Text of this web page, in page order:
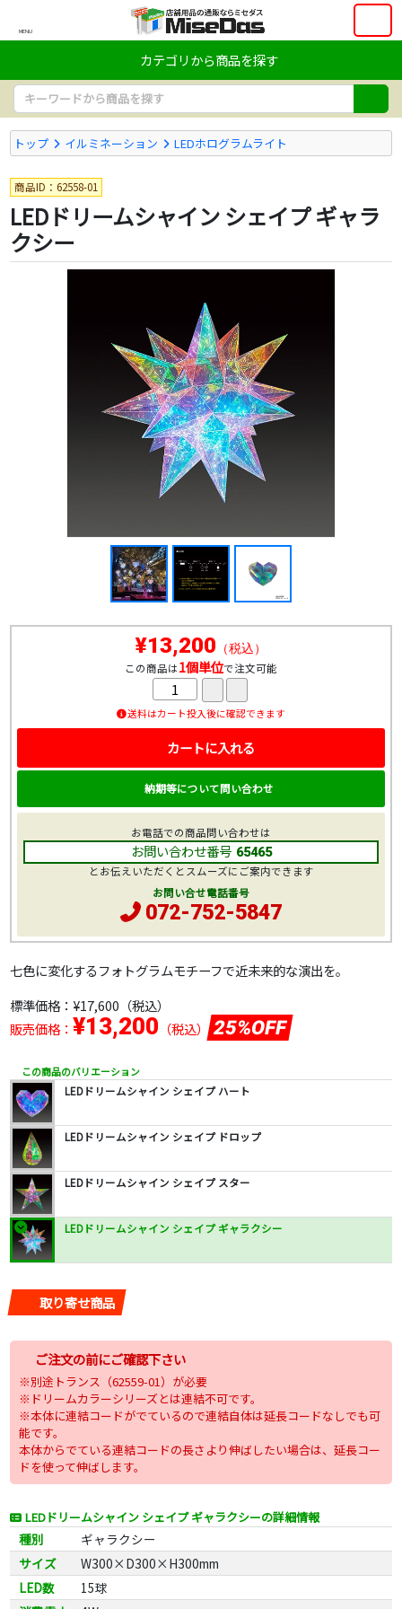
MENU
カテゴリから商品を探す
トップ イルミネーション LEDホログラムライト
商品ID：62558-01
LEDドリームシャイン シェイプ ギャラ
クシー
七色に変化するフォトグラムモチーフで近未来的な演出を。
標準価格： ¥17,600 （税込）
販売価格： ¥13,200 （税込） 25%OFF
この商品のバリエーション
LEDドリームシャイン シェイプ ハート
LEDドリームシャイン シェイプ ドロップ
LEDドリームシャイン シェイプ スター
LEDドリームシャイン シェイプ ギャラクシー
取り寄せ商品
ご注文の前にご確認下さい
※別途トランス（62559-01）が必要
※ドリームカラーシリーズとは連結不可です。
※本体に連結コードがでているので連結自体は延長コードなしでも可
能です。
本体からでている連結コードの長さより伸ばしたい場合は、延長コー
ドを使って伸ばします。
LEDドリームシャイン シェイプ ギャラクシーの詳細情報
種別
ギャラクシー
サイズ
W300×D300×H300mm
LED数
15球
¥13,200 （税込）
この商品は1個単位で注文可能
送料はカート投入後に確認できます
カートに入れる
納期等について問い合わせ
お電話での商品問い合わせは
お問い合わせ番号 65465
とお伝えいただくとスムーズにご案内できます
お問い合せ電話番号
072-752-5847